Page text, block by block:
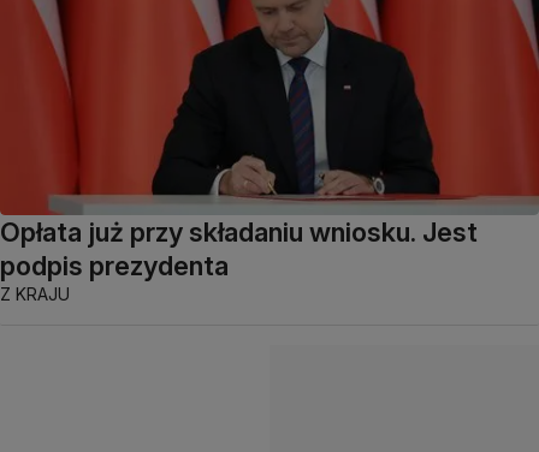
Opłata już przy składaniu wniosku. Jest
podpis prezydenta
Z KRAJU